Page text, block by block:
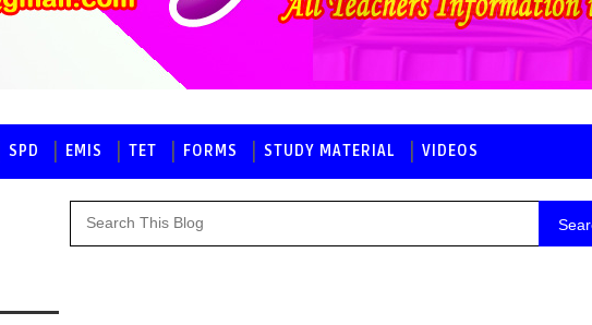
SPD EMIS TET FORMS STUDY MATERIAL VIDEOS